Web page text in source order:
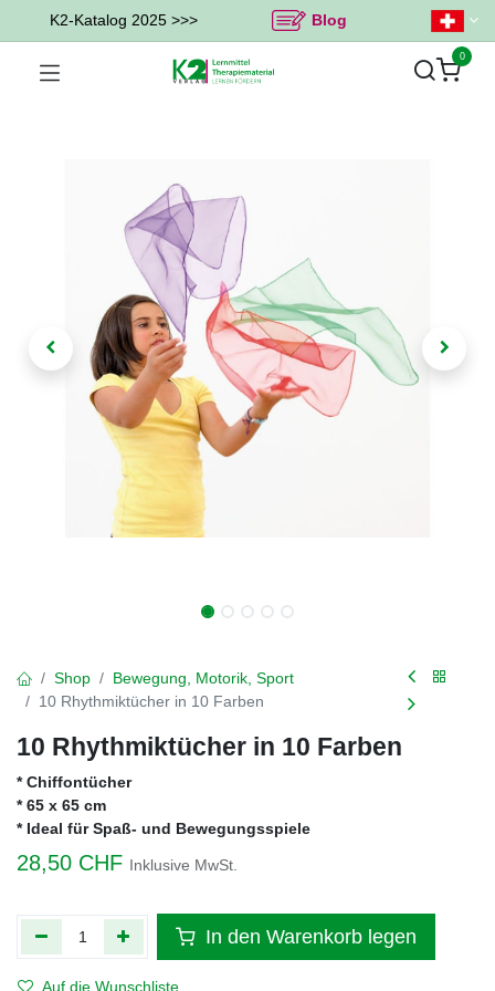
K2-Katalog 2025 >>> Blog
0
Shop
Bewegung, Motorik, Sport
10 Rhythmiktücher in 10 Farben
10 Rhythmiktücher in 10 Farben
* Chiffontücher
* 65 x 65 cm
* Ideal für Spaß- und Bewegungsspiele
28,50 CHF Inklusive MwSt.
In den Warenkorb legen
Auf die Wunschliste